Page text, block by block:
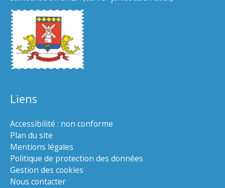
Liens
Accessibilité : non conforme
Plan du site
Mentions légales
Politique de protection des données
Gestion des cookies
Nous contacter